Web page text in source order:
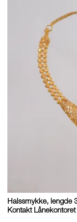
Halssmykke, lengde
Kontakt